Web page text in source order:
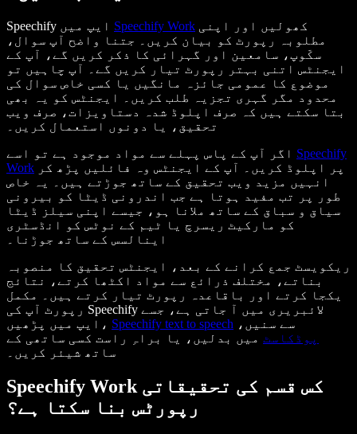
Speechify Work
مطلوبہ رپورٹ کو بیان کریں۔ جتنا واضح آپ سوال،
سکّوپ، سامعین اور گہرائی کا ذکر کریں گے، آپ کے
ایجنٹس اتنی بہتر رپورٹ تیار کریں گے۔ آپ چاہیں تو
موضوع کا عمومی جائزہ مانگیں یا کسی خاص سوال کی
محدود مگر گہری تجزیہ طلب کریں۔ ایجنٹس کو یہ بھی
بتا سکتے ہیں کہ صرف اپلوڈ شدہ دستاویزات، صرف ویب
تحقیق، یا دونوں استعمال کریں۔
Speechify
Work
انہیں مزید ویب تحقیق کے ساتھ جوڑتے ہیں۔ یہ خاص
طور پر تب مفید ہوتا ہے جب اندرونی ڈیٹا کو بیرونی
سیاق و سباق کے ساتھ ملانا ہو، جیسے اپنی سیلز ڈیٹا
کو مارکیٹ ریسرچ یا ٹیم کے نوٹس کو انڈسٹری
اینالسس کے ساتھ جوڑنا۔
ریکویسٹ جمع کرانے کے بعد، ایجنٹس تحقیق کا منصوبہ
بناتے، مختلف ذرائع سے مواد اکٹھا کرتے، نتائج
یکجا کرتے اور باقاعدہ رپورٹ تیار کرتے ہیں۔ مکمل
رپورٹ آپ کی Speechify لائبریری میں آ جاتی ہے، جسے
ایپ میں پڑھیں، Speechify text to speech سے سنیں،
پوڈکاسٹ میں بدلیں، یا براہِ راست کسی ساتھی کے
ساتھ شیئر کریں۔
Speechify Work کس قسم کی تحقیقاتی
رپورٹس بنا سکتا ہے؟